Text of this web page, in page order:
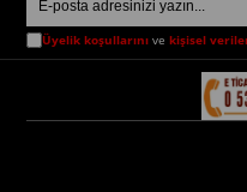
Üyelik koşullarını vekişisel